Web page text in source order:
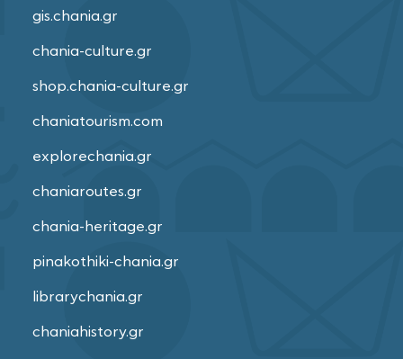
gis.chania.gr
chania-culture.gr
shop.chania-culture.gr
chaniatourism.com
explorechania.gr
chaniaroutes.gr
chania-heritage.gr
pinakothiki-chania.gr
librarychania.gr
chaniahistory.gr